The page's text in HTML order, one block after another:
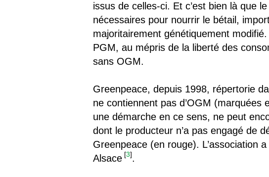
issus de celles-ci. Et c’est bien là que
nécessaires pour nourrir le bétail,
majoritairement génétiquement
PGM, au mépris de la liberté des
sans OGM.
Greenpeace, depuis 1998, répertorie
ne contiennent pas d’OGM (marquées
une démarche en ce sens, ne peut
dont le producteur n’a pas engagé de
Greenpeace (en rouge). L’association
Alsace [3].